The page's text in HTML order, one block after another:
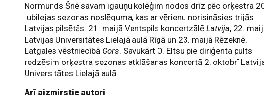
Normunds Šnē savam igauņu kolēģim nodos drīz pēc orķestra
jubilejas sezonas noslēguma, kas ar vērienu norisināsies trijās
Latvijas pilsētās: 21. maijā Ventspils koncertzālēLatvija, 22.
Latvijas Universitātes Lielajā aulā Rīgā un 23. maijā Rēzeknē,
Latgales vēstniecībā Gors. Savukārt O. Eltsu pie diriģenta pults
redzēsim orķestra sezonas atklāšanas koncertā 2. oktobrī
Universitātes Lielajā aulā.
Arī aizmirstie autori